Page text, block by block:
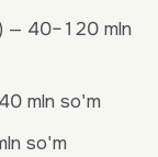
— 40–120 mln
mln so'm
so'm